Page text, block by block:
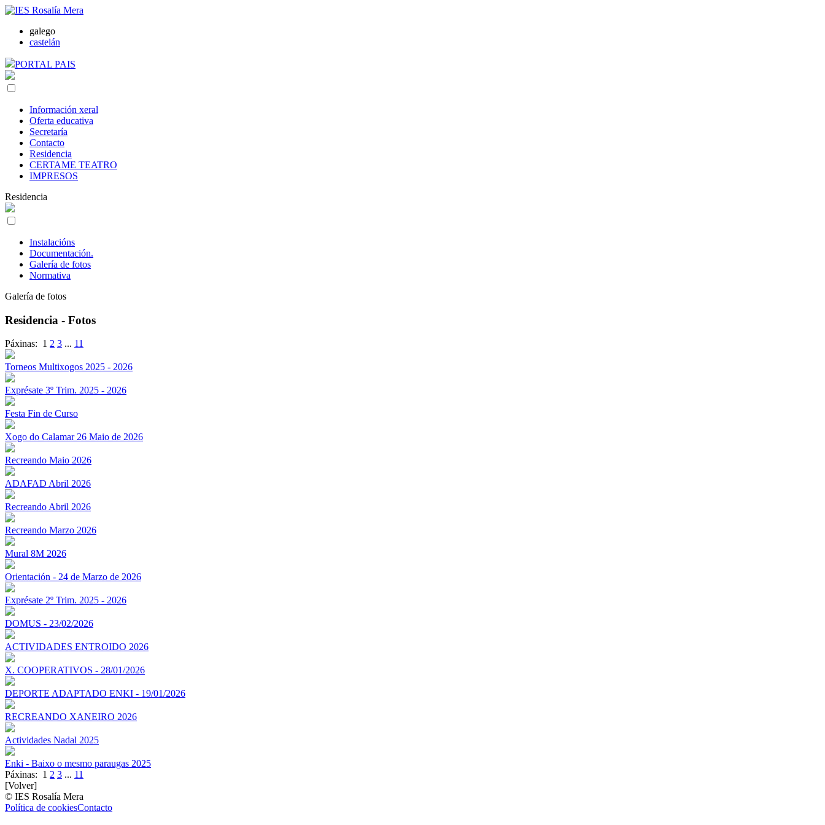
galego
castelán
PORTAL PAIS
Información xeral
Oferta educativa
Secretaría
Contacto
Residencia
CERTAME TEATRO
IMPRESOS
Residencia
Instalacións
Documentación.
Galería de fotos
Normativa
Galería de fotos
Residencia - Fotos
Páxinas: 1 2 3 ... 11
Torneos Multixogos 2025 - 2026
Exprésate 3º Trim. 2025 - 2026
Festa Fin de Curso
Xogo do Calamar 26 Maio de 2026
Recreando Maio 2026
ADAFAD Abril 2026
Recreando Abril 2026
Recreando Marzo 2026
Mural 8M 2026
Orientación - 24 de Marzo de 2026
Exprésate 2º Trim. 2025 - 2026
DOMUS - 23/02/2026
ACTIVIDADES ENTROIDO 2026
X. COOPERATIVOS - 28/01/2026
DEPORTE ADAPTADO ENKI - 19/01/2026
RECREANDO XANEIRO 2026
Actividades Nadal 2025
Enki - Baixo o mesmo paraugas 2025
Páxinas: 1 2 3 ... 11
[Volver]
© IES Rosalía Mera
Política de cookiesContacto